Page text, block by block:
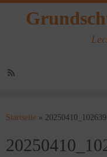
Inhalt
Startseite » 20250410_102639